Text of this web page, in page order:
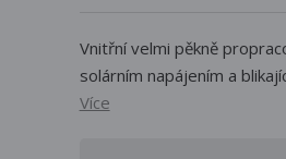
Vnitřní velmi pěkně
solárním napájením a
Více